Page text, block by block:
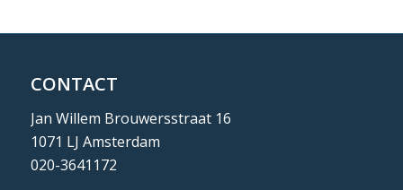
CONTACT
Jan Willem Brouwersstraat 16
1071 LJ Amsterdam
020-3641172